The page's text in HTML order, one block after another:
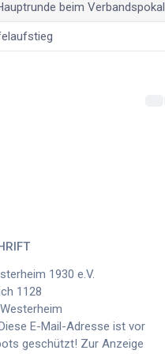
beim Verbandspokal
1930 e.V.
1128
E-Mail-Adresse ist vor
geschützt! Zur Anzeige